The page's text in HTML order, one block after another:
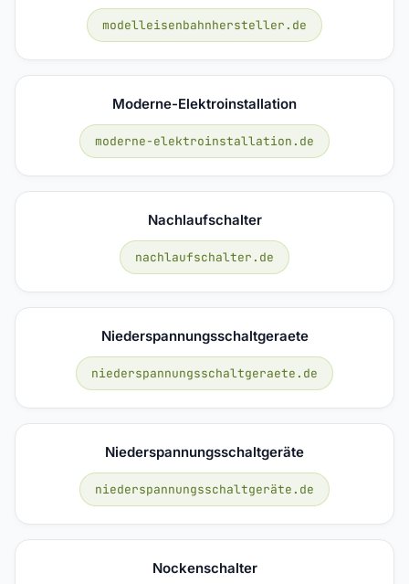
modelleisenbahnhersteller.de
Moderne-Elektroinstallation
moderne-elektroinstallation.de
Nachlaufschalter
nachlaufschalter.de
Niederspannungsschaltgeraete
niederspannungsschaltgeraete.de
Niederspannungsschaltgeräte
niederspannungsschaltgeräte.de
Nockenschalter